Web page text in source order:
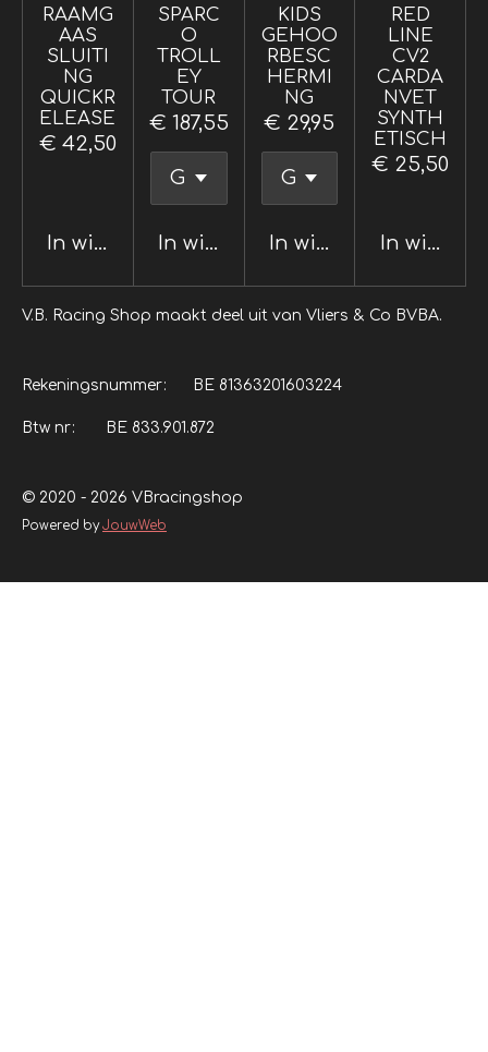
RAAMG
AAS
SLUITI
NG
QUICKR
ELEASE
€ 42,50
In winkelwagen
SPARC
O
TROLL
EY
TOUR
€ 187,55
In winkelwagen
KIDS
GEHOO
RBESC
HERMI
NG
€ 29,95
In winkelwagen
RED
LINE
CV2
CARDA
NVET
SYNTH
ETISCH
€ 25,50
In
V.B. Racing Shop maakt deel uit van Vliers & Co BVBA.
Rekeningsnummer: BE 81363201603224
Btw nr: BE 833.901.872
© 2020 - 2026 VBracingshop
Powered byJouwWeb